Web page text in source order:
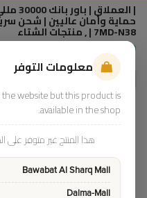
حماية وأمان عاليين | شحن
7MD-N38 | , منتجات الشتاء
85.00
125.00
معلومات التوفر
website but this product is
available in the shop.
هذا المنتج غير متوفر على
Bawabat Al Sharq Mall
Dalma-Mall